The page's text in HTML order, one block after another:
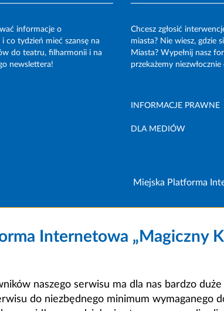
informacje o
co tydzień mieć szansę na
do teatru, filharmonii i na
newslettera!
Chcesz zgłosić
miasta? Nie wiesz, gdzie
Miasta? Wypełnij nasz
przekażemy
INFORMACJE PRAWNE
DLA MEDIÓW
Miejska Platforma
Internetowa „Magiczny
naszego serwisu ma dla nas bardzo
do niezbędnego minimum wymaganego